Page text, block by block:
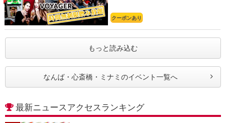
クーポンあり
もっと読み込む
なんば・心斎橋・ミナミのイベント一覧へ
最新ニュースアクセスランキング